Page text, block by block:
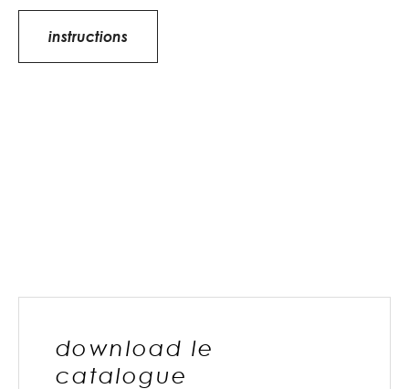
instructions
download le
catalogue